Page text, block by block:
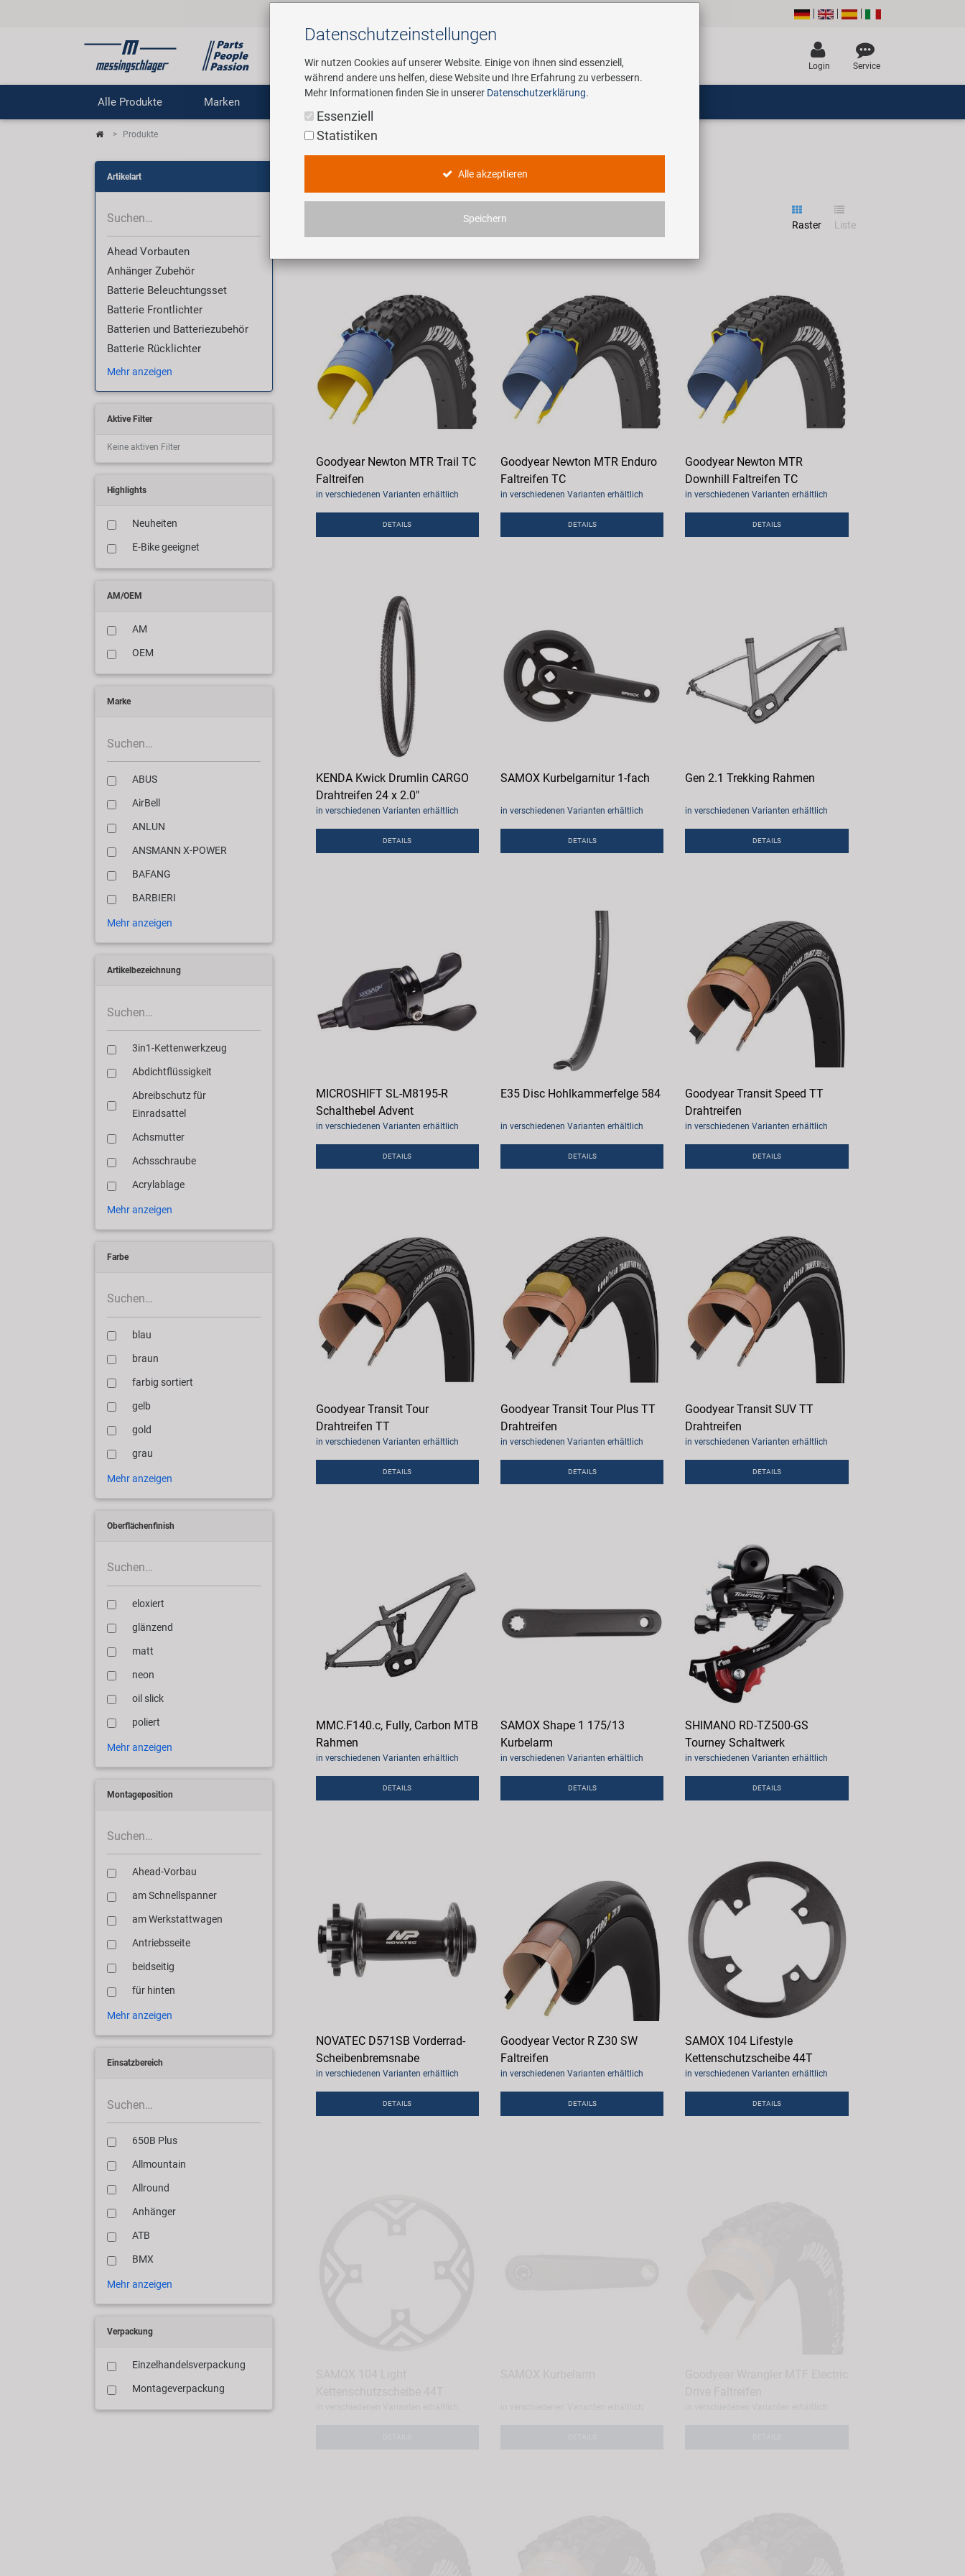
Suchen
Login Service
Alle Produkte Marken
Produkte
Artikelart
Ahead Vorbauten
Anhänger Zubehör
Batterie Beleuchtungsset
Batterie Frontlichter
Batterien und Batteriezubehör
Batterie Rücklichter
Mehr anzeigen
Aktive Filter
Keine aktiven Filter
Highlights
Neuheiten
E-Bike geeignet
AM/OEM
AM
OEM
Marke
ABUS
AirBell
ANLUN
ANSMANN X-POWER
BAFANG
BARBIERI
Mehr anzeigen
Artikelbezeichnung
3in1-Kettenwerkzeug
Abdichtflüssigkeit
Abreibschutz für
Einradsattel
Achsmutter
Achsschraube
Acrylablage
Mehr anzeigen
Farbe
blau
braun
farbig sortiert
gelb
gold
grau
Mehr anzeigen
Oberflächenfinish
eloxiert
glänzend
matt
neon
oil slick
poliert
Mehr anzeigen
Montageposition
Ahead-Vorbau
am Schnellspanner
am Werkstattwagen
Antriebsseite
beidseitig
für hinten
Mehr anzeigen
Einsatzbereich
650B Plus
Allmountain
Allround
Anhänger
ATB
BMX
Mehr anzeigen
Verpackung
Einzelhandelsverpackung
Montageverpackung
Wir haben 3007 Artikel gefunden. Raster Liste
Goodyear Newton MTR Trail TC
Faltreifen
in verschiedenen Varianten erhältlich
DETAILS
Goodyear Newton MTR Enduro
Faltreifen TC
in verschiedenen Varianten erhältlich
DETAILS
Goodyear Newton MTR
Downhill Faltreifen TC
in verschiedenen Varianten erhältlich
DETAILS
KENDA Kwick Drumlin CARGO
Drahtreifen 24 x 2.0"
in verschiedenen Varianten erhältlich
DETAILS
SAMOX Kurbelgarnitur 1-fach
in verschiedenen Varianten erhältlich
DETAILS
Gen 2.1 Trekking Rahmen
in verschiedenen Varianten erhältlich
DETAILS
MICROSHIFT SL-M8195-R
Schalthebel Advent
in verschiedenen Varianten erhältlich
DETAILS
E35 Disc Hohlkammerfelge 584
in verschiedenen Varianten erhältlich
DETAILS
Goodyear Transit Speed TT
Drahtreifen
in verschiedenen Varianten erhältlich
DETAILS
Goodyear Transit Tour
Drahtreifen TT
in verschiedenen Varianten erhältlich
DETAILS
Goodyear Transit Tour Plus TT
Drahtreifen
in verschiedenen Varianten erhältlich
DETAILS
Goodyear Transit SUV TT
Drahtreifen
in verschiedenen Varianten erhältlich
DETAILS
MMC.F140.c, Fully, Carbon MTB
Rahmen
in verschiedenen Varianten erhältlich
DETAILS
SAMOX Shape 1 175/13
Kurbelarm
in verschiedenen Varianten erhältlich
DETAILS
SHIMANO RD-TZ500-GS
Tourney Schaltwerk
in verschiedenen Varianten erhältlich
DETAILS
NOVATEC D571SB Vorderrad-
Scheibenbremsnabe
in verschiedenen Varianten erhältlich
DETAILS
Goodyear Vector R Z30 SW
Faltreifen
in verschiedenen Varianten erhältlich
DETAILS
SAMOX 104 Lifestyle
Kettenschutzscheibe 44T
in verschiedenen Varianten erhältlich
DETAILS
Datenschutz­einstellungen
Wir nutzen Cookies auf unserer Website. Einige von ihnen sind essenziell,
während andere uns helfen, diese Website und Ihre Erfahrung zu verbessern.
Mehr Informationen finden Sie in unserer Datenschutzerklärung.
Essenziell
Statistiken
Alle akzeptieren
Speichern